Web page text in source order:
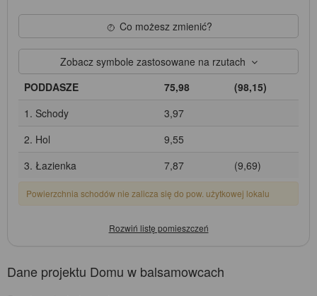
Co możesz zmienić?
Zobacz symbole zastosowane na rzutach
PODDASZE
75,98
(98,15)
1. Schody
3,97
2. Hol
9,55
3. Łazienka
7,87 (9,69)
Powierzchnia schodów nie zalicza się do pow. użytkowej lokalu
Dane projektu Domu w balsamowcach